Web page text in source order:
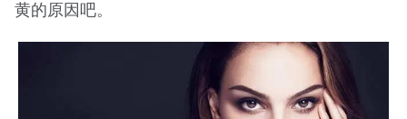
黄的原因吧。